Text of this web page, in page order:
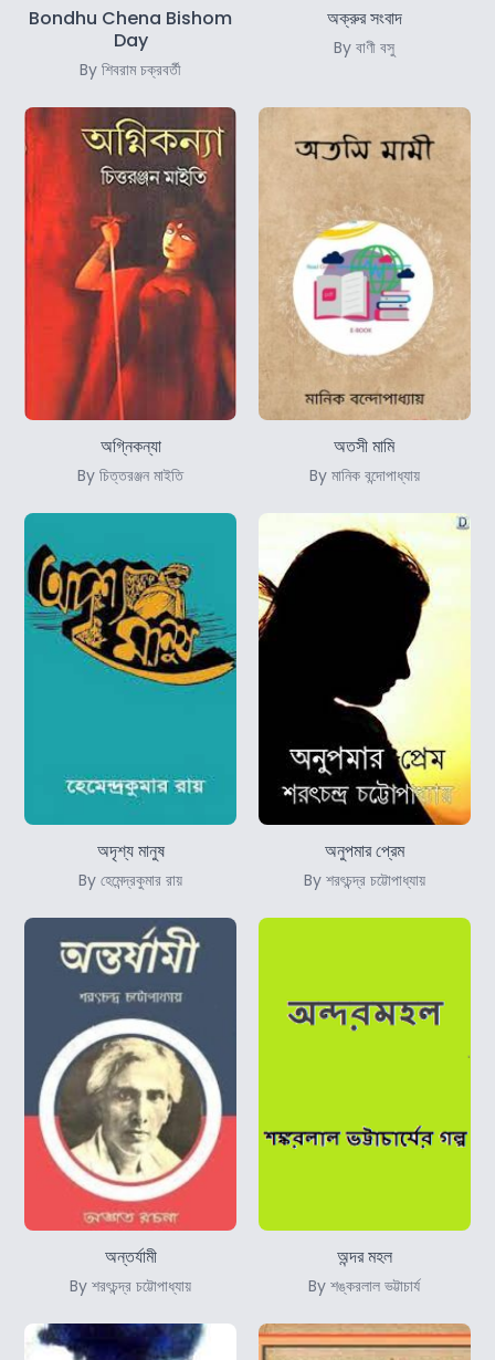
Bondhu Chena Bishom
Day
By শিবরাম চক্রবর্তী
অক্রুর সংবাদ
By বাণী বসু
অগ্নিকন্যা
By চিত্তরঞ্জন মাইতি
অতসী মামি
By মানিক বন্দোপাধ্যায়
অদৃশ্য মানুষ
By হেমেন্দ্রকুমার রায়
অনুপমার প্রেম
By শরৎচন্দ্র চট্টোপাধ্যায়
অন্তর্যামী
By শরৎচন্দ্র চট্টোপাধ্যায়
অন্দর মহল
By শঙ্করলাল ভট্টাচার্য